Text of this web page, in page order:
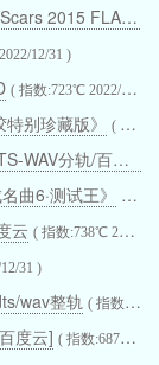
FLAC 【强推】
12/31 )
( 指数:723℃ 2022/12/31 )
别珍藏版》 ( 指数:790℃ 2022/12/31 )
分轨/百度云
曲6·测试王》 ( 指
云 ( 指数:738℃ 2022/12/31 )
31 )
wav整轨 ( 指数:707℃ 2022/12/31 )
度云] ( 指数:687℃ 2022/12/31 )